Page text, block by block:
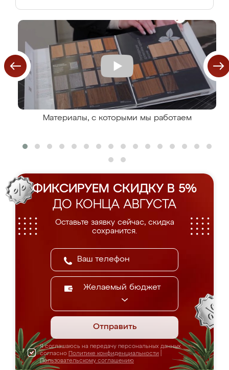
Материалы, с которыми мы работаем
ФИКСИРУЕМ СКИДКУ В 5%
ДО КОНЦА АВГУСТА
Оставьте заявку сейчас, скидка
сохранится.
Желаемый бюджет
Отправить
Я соглашаюсь на передачу персональных данных
согласно Политике конфиденциальности
Пользовательскому соглашению